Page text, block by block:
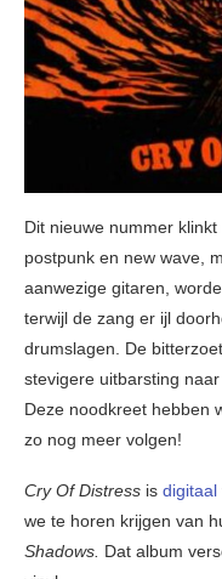
Dit nieuwe nummer
postpunk en new wave,
aanwezige gitaren,
terwijl de zang er ijl
drumslagen. De
stevigere uitbarsting
Deze noodkreet hebben
zo nog meer volgen!
Cry Of Distress is digitaal
we te horen krijgen van
Shadows. Dat album